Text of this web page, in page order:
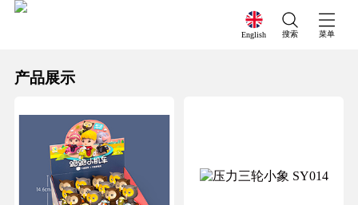
English 搜索 菜单
产品展示